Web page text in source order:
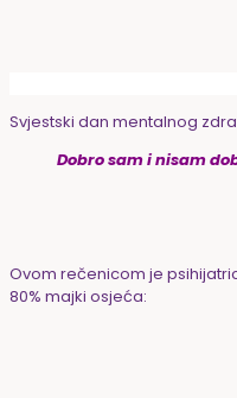
Svjestski dan mentalnog
Dobro sam i nisam
Ovom rečenicom je
80% majki osjeća: